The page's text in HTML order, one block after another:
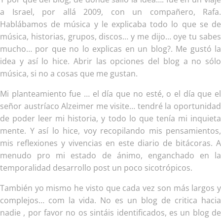
a Israel, por allá 2009, con un compañero, Rafa.
Hablábamos de música y le explicaba todo lo que se de
música, historias, grupos, discos… y me dijo… oye tu sabes
mucho… por que no lo explicas en un blog?. Me gustó la
idea y así lo hice. Abrir las opciones del blog a no sólo
música, si no a cosas que me gustan.
Mi planteamiento fue … el día que no esté, o el día que el
señor austríaco Alzeimer me visite… tendré la oportunidad
de poder leer mi historia, y todo lo que tenía mi inquieta
mente. Y así lo hice, voy recopilando mis pensamientos,
mis reflexiones y vivencias en este diario de bitácoras. A
menudo pro mi estado de ánimo, enganchado en la
temporalidad desarrollo post un poco sicotrópicos.
También yo mismo he visto que cada vez son más largos y
complejos… com la vida. No es un blog de critica hacia
nadie , por favor no os sintáis identificados, es un blog de